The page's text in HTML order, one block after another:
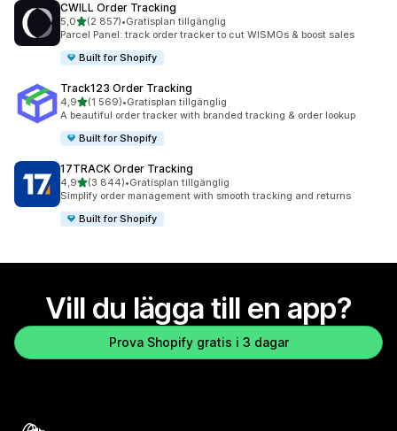
CWILL Order Tracking
5,0av 5 stjärnor
(2 857)
2857 recensioner totalt
•Gratisplan tillgänglig
Parcel Panel: track order tracker to cut WISMOs & boost sales
Built for Shopify
Track123 Order Tracking
4,9av 5 stjärnor
(1 569)
1569 recensioner totalt
•Gratisplan tillgänglig
A beautiful order tracker with branded tracking & order lookup
Built for Shopify
17TRACK Order Tracking
4,9av 5 stjärnor
(3 844)
3844 recensioner totalt
•Gratisplan tillgänglig
Simplify order management with smooth tracking and returns
Built for Shopify
Vill du lägga till en app?
Prova Shopify gratis i 3 dagar